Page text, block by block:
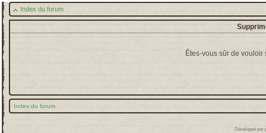
Index du forum
Êtes-vous sûr de
Index du forum
Développé par